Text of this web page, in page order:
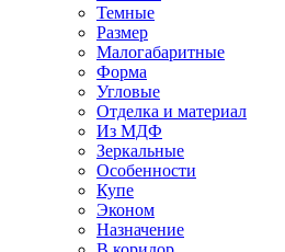
Темные
Размер
Малогабаритные
Форма
Угловые
Отделка и материал
Из МДФ
Зеркальные
Особенности
Купе
Эконом
Назначение